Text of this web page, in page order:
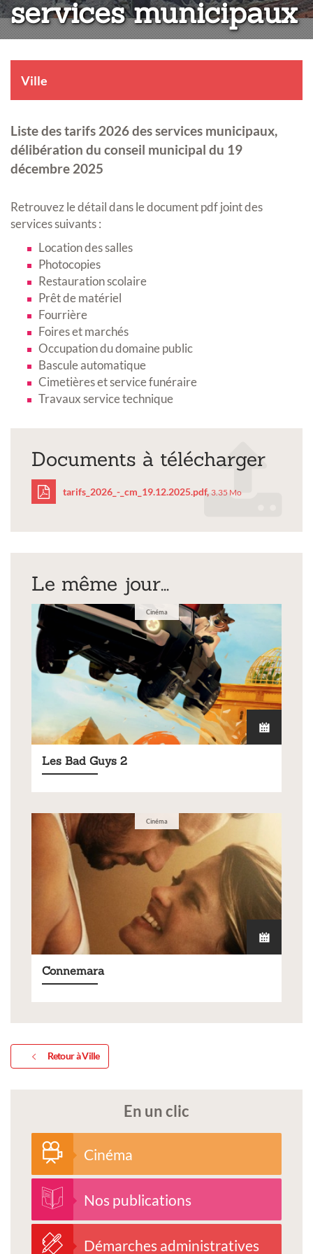
services municipaux
Ville
Liste des tarifs 2026 des services municipaux,
délibération du conseil municipal du 19
décembre 2025
Retrouvez le détail dans le document pdf joint des
services suivants :
Location des salles
Photocopies
Restauration scolaire
Prêt de matériel
Fourrière
Foires et marchés
Occupation du domaine public
Bascule automatique
Cimetières et service funéraire
Travaux service technique
Documents à télécharger
tarifs_2026_-
_cm_19.12.2025.pdf
tarifs_2026_-_cm_19.12.2025.pdf, 3.35 Mo
Le même jour...
Cinéma
Les Bad Guys 2
Cinéma
Connemara
Retour à Ville
En un clic
Cinéma
Nos publications
Démarches administratives